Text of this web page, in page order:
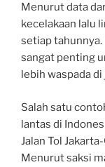
Menurut data
kecelakaan lalu
setiap
sangat penting
lebih waspada di
Salah satu
lantas di
Jalan Tol
Menurut saksi